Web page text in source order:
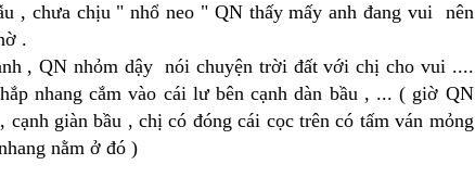
, chưa chịu " nhổ neo " QNthấy mấy anh đang vui nên
.
,QN nhỏm dậy nói chuyện trời đất với chị cho vui ....
nhang cắm vào cái lư bên cạnh dàn bầu , ... ( giờ QN
giàn bầu , chị có đóng cái cọc trên có tấm ván mỏng
nằm ở đó )